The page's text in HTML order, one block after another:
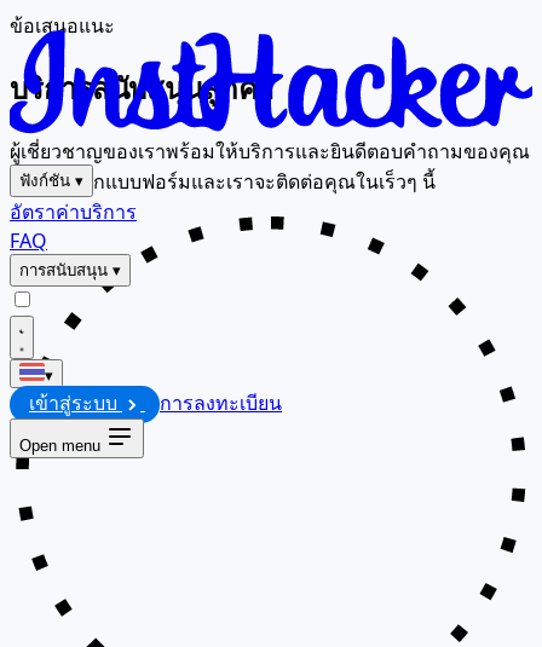
ฟังก์ชัน ▾
อัตราค่าบริการ
FAQ
การสนับสนุน ▾
▾
เข้าสู่ระบบ การลงทะเบียน
Open menu
ข้อเสนอแนะ
บริการสนับสนุนลูกค้า
ผู้เชี่ยวชาญของเราพร้อมให้บริการและยินดีตอบคำถามของคุณ
เสมอ กรอกแบบฟอร์มและเราจะติดต่อคุณในเร็วๆ นี้